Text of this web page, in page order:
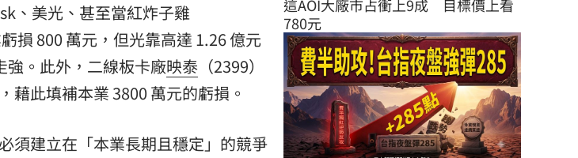
、美光、甚至當紅炸子雞
損 800 萬元，但光靠高達 1.26 億元
強。此外，二線板卡廠映泰 （2399）
藉此填補本業 3800 萬元的虧損。
須建立在「本業長期且穩定」的競爭
這AOI大廠市占衝上9成　目標價上看
780元